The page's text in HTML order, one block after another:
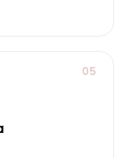
05